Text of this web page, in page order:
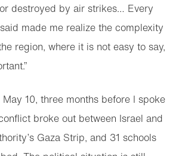
destroyed by air strikes… Every
made me realize the complexity
region, where it is not easy to say,
10, three months before I spoke
broke out between Israel and
Gaza Strip, and 31 schools